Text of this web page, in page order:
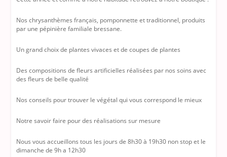
Nos chrysanthèmes français, pomponnette et traditionnel, produits
par une pépinière familiale bressane.
Un grand choix de plantes vivaces et de coupes de plantes
Des compositions de fleurs artificielles réalisées par nos soins avec
des fleurs de belle qualité
Nos conseils pour trouver le végétal qui vous correspond le mieux
Notre savoir faire pour des réalisations sur mesure
Nous vous accueillons tous les jours de 8h30 à 19h30 non stop et le
dimanche de 9h a 12h30